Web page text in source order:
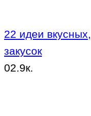
22 идеи
закусок
02.9к.